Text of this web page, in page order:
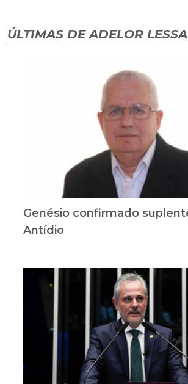
ÚLTIMAS DE ADELOR LESSA
Genésio confirmado
Antídio